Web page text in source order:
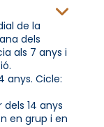
de la
dels
als 7 anys i
anys. Cicle:
14 anys
en grup i en